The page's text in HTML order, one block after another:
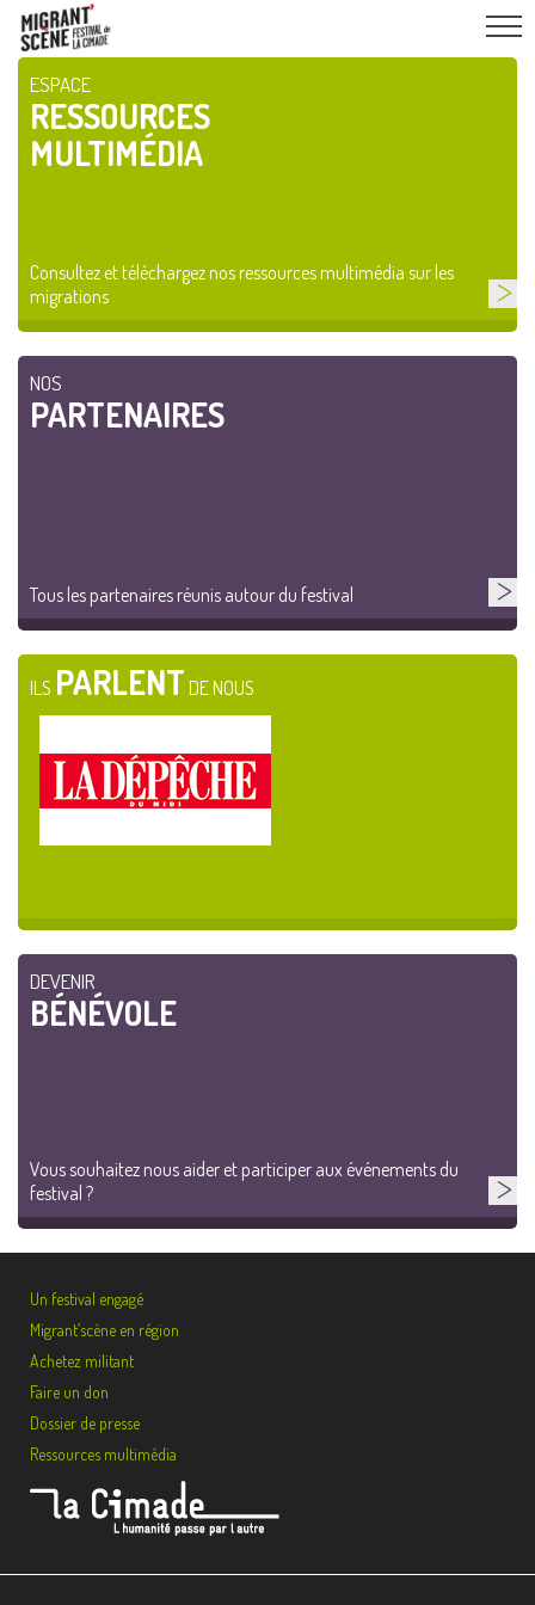
ESPACE
RESSOURCES
MULTIMÉDIA
Consultez et téléchargez nos ressources multimédia sur les
migrations
NOS
PARTENAIRES
Tous les partenaires réunis autour du festival
ILS PARLENT DE NOUS
DEVENIR
BÉNÉVOLE
Vous souhaitez nous aider et participer aux événements du
festival ?
Un festival engagé
Migrant’scène en région
Achetez militant
Faire un don
Dossier de presse
Ressources multimédia